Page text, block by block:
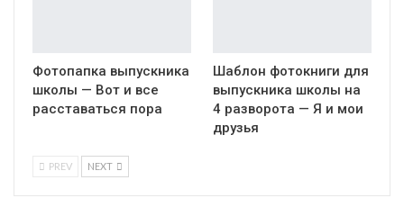
Фотопапка выпускника
школы — Вот и все
расставаться пора
Шаблон фотокниги для
выпускника школы на
4 разворота — Я и мои
друзья
PREV NEXT